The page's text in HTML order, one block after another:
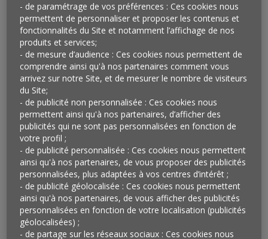
Moral des Européens : le temps du
rebond
Réalisé du 5 au 19 novembre 2021, alors que l’impact du
variant Delta était déjà fort et que celui du variant Omicron
en était encore au stade microscopique, le Baromètre
Observatoire Cetelem met en évidence le retour
d’optimisme des Européens. Que ce soit vis-à-vis de la
situation de leur pays ou de leur situation personnelle, ils
affichent un moral au plus haut, comme jamais depuis de
très nombreuses années. Les milliards d’euros mobilisés et
les nombreuses mesures prises par les gouvernements
pour pallier les effets délétères de la crise de la Covid-19
sur l’économie ont eu pour conséquence de remettre
les Européens dans le sens de la reprise économique. Une
- de paramétrage de vos préférences : Ces cookies nous
permettent de personnaliser et proposer les contenus et
fonctionnalités du Site et notamment l’affichage de nos
produits et services;
- de mesure d’audience : Ces cookies nous permettent de
comprendre ainsi qu'à nos partenaires comment vous
arrivez sur notre Site, et de mesurer le nombre de visiteurs
du Site;
- de publicité non personnalisée : Ces cookies nous
permettent ainsi qu'à nos partenaires, d’afficher des
publicités qui ne sont pas personnalisées en fonction de
votre profil ;
- de publicité personnalisée : Ces cookies nous permettent
ainsi qu'à nos partenaires, de vous proposer des publicités
personnalisées, plus adaptées à vos centres d’intérêt ;
- de publicité géolocalisée : Ces cookies nous permettent
ainsi qu'à nos partenaires, de vous afficher des publicités
personnalisées en fonction de votre localisation (publicités
géolocalisées) ;
- de partage sur les réseaux sociaux : Ces cookies nous